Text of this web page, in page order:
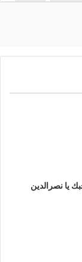
يا نصرالدين